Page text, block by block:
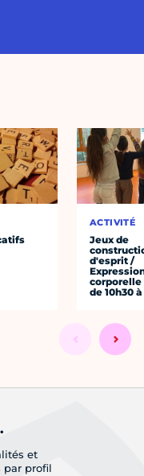
ACTIVITÉ
Jeux de
d'esprit /
corporelle
de 10h30 à
et
par profil